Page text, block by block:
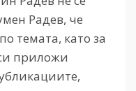
Радев, че
темата, като за
приложи